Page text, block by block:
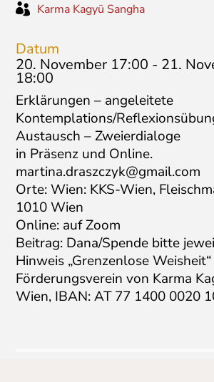
 Karma Kagyü Sangha
Datum
20. November 17:00 - 21.
18:00
Erklärungen – angeleitete
Kontemplations/
Austausch – Zweierdialoge
in Präsenz und Online.
martina.draszczyk@gmail.com
Orte: Wien: KKS-Wien,
1010 Wien
Online: auf Zoom
Beitrag: Dana/Spende bitte
Hinweis „Grenzenlose
Förderungsverein von Karma
Wien, IBAN: AT 77 1400 0020